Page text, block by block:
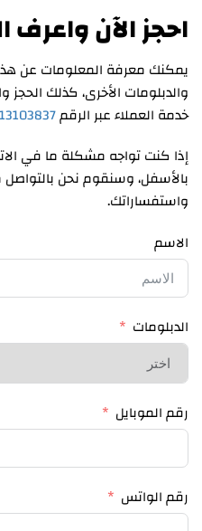
احجز الآن واعرف
يمكنك معرفة المعلومات عن
والدبلومات الأخرى، كذلك الحجز
خدمة العملاء عبر الرقم
إذا كنت تواجه مشكلة ما في
بالأسفل، وسنقوم نحن
واستفساراتك.
الاسم
الدبلومات
رقم الموبايل
رقم الواتس